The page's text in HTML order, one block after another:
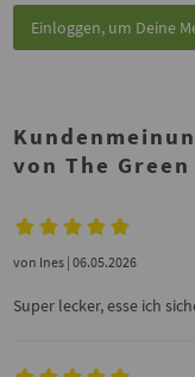
Einloggen, um Deine
von The
von Ines | 06.05.2026
Super lecker, esse ich